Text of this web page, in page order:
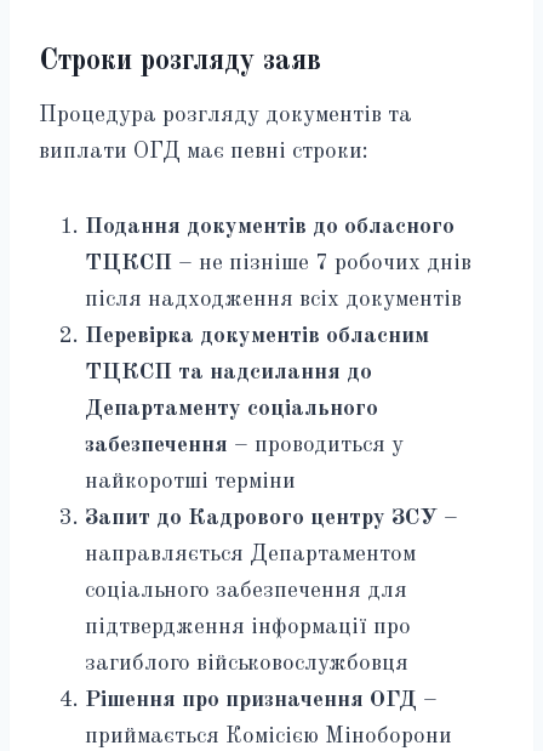
Строки розгляду заяв
Процедура розгляду документів та
виплати ОГД має певні строки:
Подання документів до обласного
ТЦКСП – не пізніше 7 робочих днів
після надходження всіх документів
Перевірка документів обласним
ТЦКСП та надсилання до
Департаменту соціального
забезпечення – проводиться у
найкоротші терміни
Запит до Кадрового центру ЗСУ –
направляється Департаментом
соціального забезпечення для
підтвердження інформації про
загиблого військовослужбовця
Рішення про призначення ОГД –
приймається Комісією Міноборони